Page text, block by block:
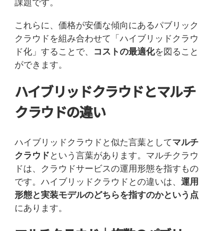
これらに、価格が安価な傾向にあるパブリック
クラウドを組み合わせて「ハイブリッドクラウ
ド化」することで、 コストの最適化を図ること
ができます。
ハイブリッドクラウドとマルチ
クラウドの違い
ハイブリッドクラウドと似た言葉としてマルチ
クラウドという言葉があります。マルチクラウ
ドは、クラウドサービスの運用形態を指すもの
です。ハイブリッドクラウドとの違いは、 運用
形態と実装モデルのどちらを指すのかという点
にあります。